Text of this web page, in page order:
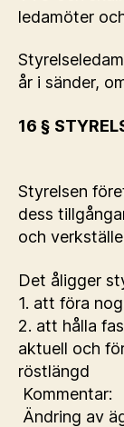
ledamöter
år i sänder,
16 §
Styrelsen
dess
och
Det åligger
1. att föra
2. att hålla
aktuell och
röstlängd
Kommentar:
Ändring av